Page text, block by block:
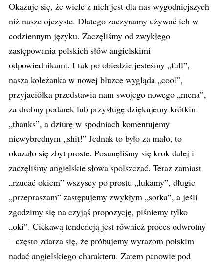
Okazuje się, że wiele z nich jest dla nas wygodniejszych
niż nasze ojczyste. Dlatego zaczynamy używać ich w
codziennym języku. Zaczęliśmy od zwykłego
zastępowania polskich słów angielskimi
odpowiednikami. I tak po obiedzie jesteśmy „full”,
nasza koleżanka w nowej bluzce wygląda „cool”,
przyjaciółka przedstawia nam swojego nowego „mena”,
za drobny podarek lub przysługę dziękujemy krótkim
„thanks”, a dziurę w spodniach komentujemy
niewybrednym „shit!” Jednak to było za mało, to
okazało się zbyt proste. Posunęliśmy się krok dalej i
zaczęliśmy angielskie słowa spolszczać. Teraz zamiast
„rzucać okiem” wszyscy po prostu „lukamy”, długie
„przepraszam” zastępujemy zwykłym „sorka”, a jeśli
zgodzimy się na czyjąś propozycję, piśniemy tylko
„oki”. Ciekawą tendencją jest również proces odwrotny
– często zdarza się, że próbujemy wyrazom polskim
nadać angielskiego charakteru. Zatem panowie pod